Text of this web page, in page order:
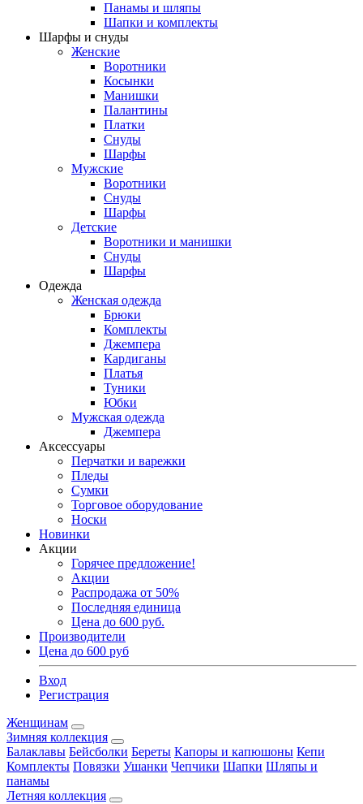
Панамы и шляпы
Шапки и комплекты
Шарфы и снуды
Женские
Воротники
Косынки
Манишки
Палантины
Платки
Снуды
Шарфы
Мужские
Воротники
Снуды
Шарфы
Детские
Воротники и манишки
Снуды
Шарфы
Одежда
Женская одежда
Брюки
Комплекты
Джемпера
Кардиганы
Платья
Туники
Юбки
Мужская одежда
Джемпера
Аксессуары
Перчатки и варежки
Пледы
Сумки
Торговое оборудование
Носки
Новинки
Акции
Горячее предложение!
Акции
Распродажа от 50%
Последняя единица
Цена до 600 руб.
Производители
Цена до 600 руб
Вход
Регистрация
Женщинам
Зимняя коллекция
Балаклавы Бейсболки Береты Капоры и капюшоны Кепи
Комплекты Повязки Ушанки Чепчики Шапки Шляпы и
панамы
Летняя коллекция